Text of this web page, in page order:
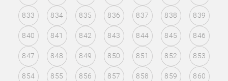
833 834 835 836 837 838 839
840 841 842 843 844 845 846
847 848 849 850 851 852 853
854 855 856 857 858 859 860